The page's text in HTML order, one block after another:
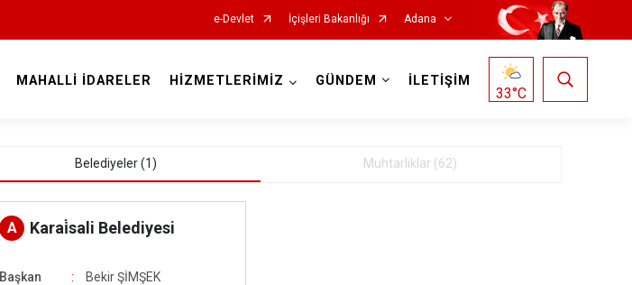
e-Devlet İçişleri Bakanlığı Adana
Aladağ
MAHALLİ İDARELER HİZMETLERİMİZ GÜNDEM İLETİŞİM
33°C
2
Belediyeler (1) Muhtarliklar (62)
A Karai̇sali Belediyesi
Başkan
Bekir ŞİMŞEK